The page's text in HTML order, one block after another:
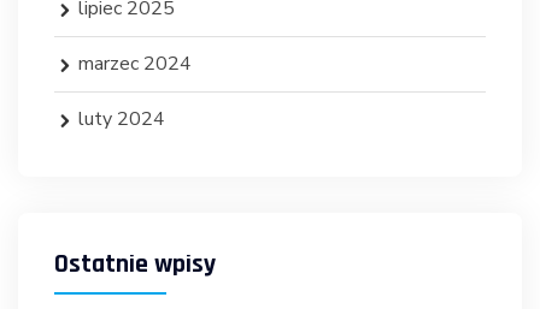
lipiec 2025
marzec 2024
luty 2024
Ostatnie wpisy